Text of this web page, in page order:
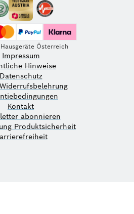
Österreich
Impressum
Hinweise
Datenschutz
Kontakt
abonnieren
Produktsicherheit